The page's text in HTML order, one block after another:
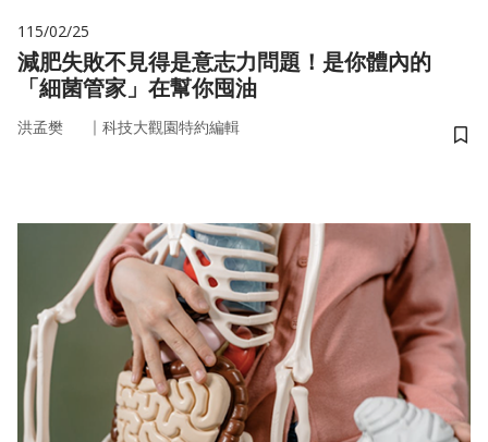
115/02/25
減肥失敗不見得是意志力問題！是你體內的
「細菌管家」在幫你囤油
洪孟樊 ｜ 科技大觀園特約編輯
儲